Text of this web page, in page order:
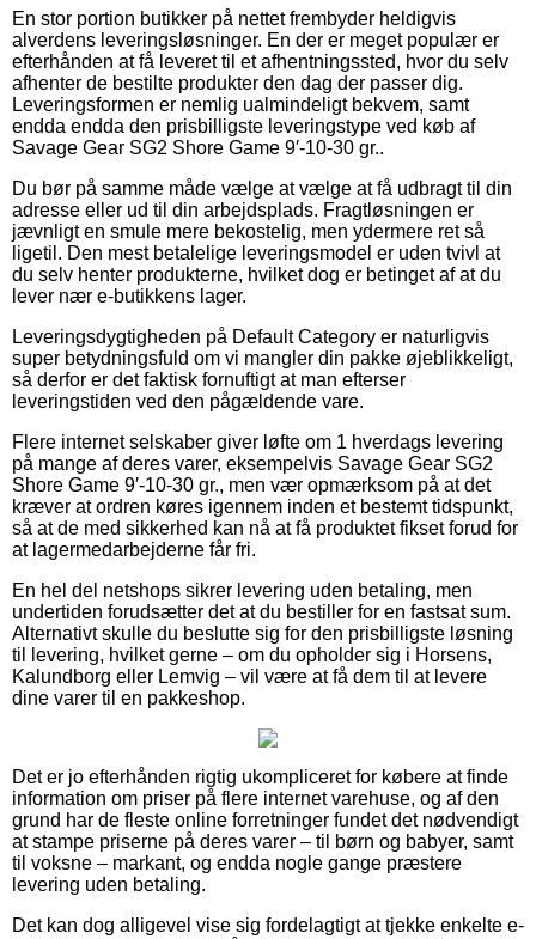
En stor portion butikker på nettet frembyder heldigvis
alverdens leveringsløsninger. En der er meget populær er
efterhånden at få leveret til et afhentningssted, hvor du selv
afhenter de bestilte produkter den dag der passer dig.
Leveringsformen er nemlig ualmindeligt bekvem, samt
endda endda den prisbilligste leveringstype ved køb af
Savage Gear SG2 Shore Game 9′-10-30 gr..
Du bør på samme måde vælge at vælge at få udbragt til din
adresse eller ud til din arbejdsplads. Fragtløsningen er
jævnligt en smule mere bekostelig, men ydermere ret så
ligetil. Den mest betalelige leveringsmodel er uden tvivl at
du selv henter produkterne, hvilket dog er betinget af at du
lever nær e-butikkens lager.
Leveringsdygtigheden på Default Category er naturligvis
super betydningsfuld om vi mangler din pakke øjeblikkeligt,
så derfor er det faktisk fornuftigt at man efterser
leveringstiden ved den pågældende vare.
Flere internet selskaber giver løfte om 1 hverdags levering
på mange af deres varer, eksempelvis Savage Gear SG2
Shore Game 9′-10-30 gr., men vær opmærksom på at det
kræver at ordren køres igennem inden et bestemt tidspunkt,
så at de med sikkerhed kan nå at få produktet fikset forud for
at lagermedarbejderne får fri.
En hel del netshops sikrer levering uden betaling, men
undertiden forudsætter det at du bestiller for en fastsat sum.
Alternativt skulle du beslutte sig for den prisbilligste løsning
til levering, hvilket gerne – om du opholder sig i Horsens,
Kalundborg eller Lemvig – vil være at få dem til at levere
dine varer til en pakkeshop.
Det er jo efterhånden rigtig ukompliceret for købere at finde
information om priser på flere internet varehuse, og af den
grund har de fleste online forretninger fundet det nødvendigt
at stampe priserne på deres varer – til børn og babyer, samt
til voksne – markant, og endda nogle gange præstere
levering uden betaling.
Det kan dog alligevel vise sig fordelagtigt at tjekke enkelte e-